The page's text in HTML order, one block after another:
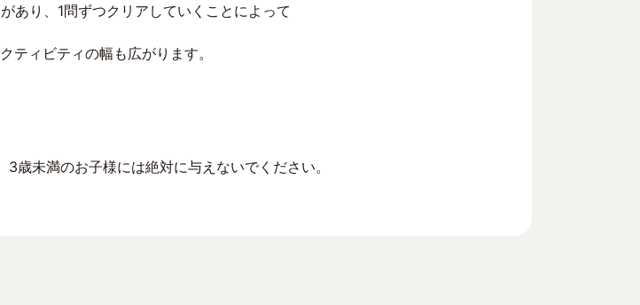
あり、1問ずつクリアしていくことによって
ティビティの幅も広がります。
歳未満のお子様には絶対に与えないでください。